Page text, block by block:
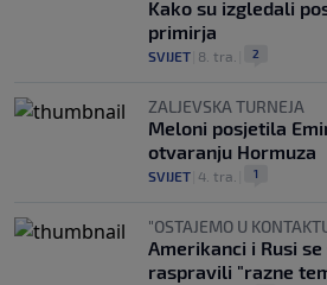
Kako su izgledali
primirja
SVIJET 8. tra. 2
ZALJEVSKA TURNEJA
Meloni posjetila
otvaranju Hormuza
SVIJET 4. tra. 1
"OSTAJEMO U
Amerikanci i Rusi
raspravili "razne